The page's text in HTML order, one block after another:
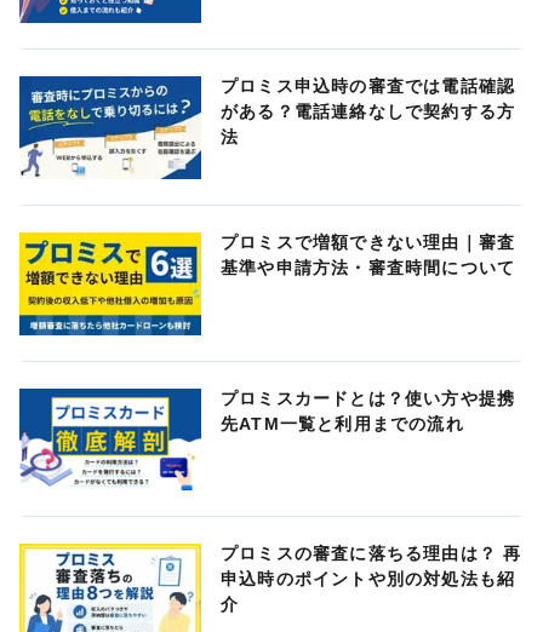
プロミス申込時の審査では電話確認
がある？電話連絡なしで契約する方
法
プロミスで増額できない理由｜審査
基準や申請方法・審査時間について
プロミスカードとは？使い方や提携
先ATM一覧と利用までの流れ
プロミスの審査に落ちる理由は？ 再
申込時のポイントや別の対処法も紹
介